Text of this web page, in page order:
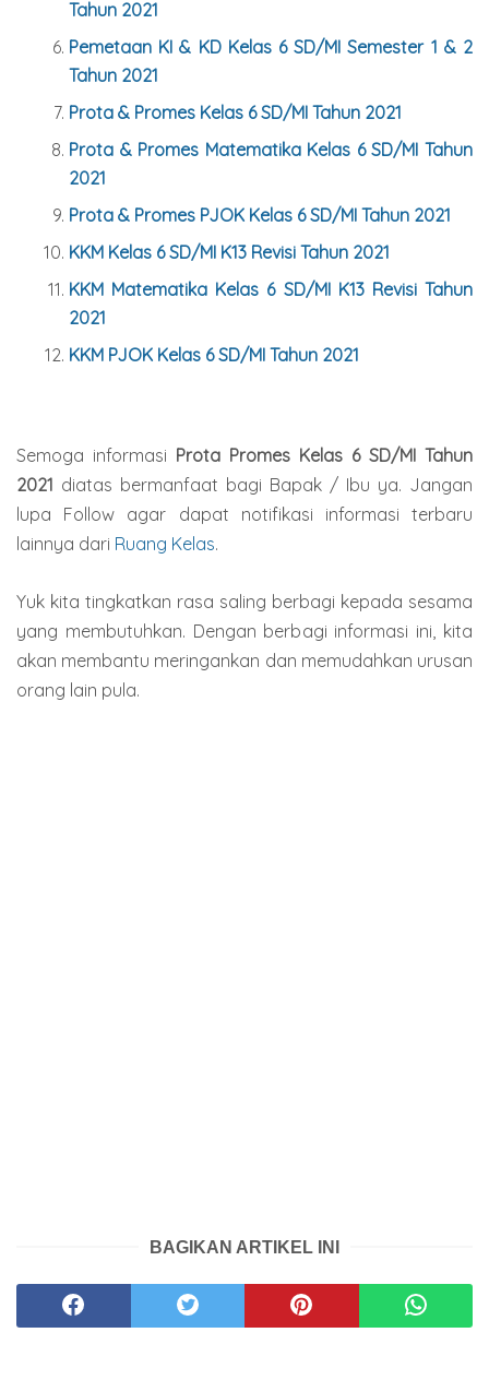
Tahun 2021
Pemetaan KI & KD Kelas 6SD/MI Semester 1 & 2
Tahun 2021
Prota & Promes Kelas 6SD/MI Tahun 2021
Prota & Promes Matematika Kelas 6SD/MI Tahun
2021
Prota & Promes PJOK Kelas 6SD/MI Tahun 2021
KKM Kelas 6SD/MI K13 Revisi Tahun 2021
KKM Matematika Kelas 6 SD/MI K13 Revisi Tahun
2021
KKM PJOK Kelas 6SD/MI Tahun 2021
Semoga informasi Prota Promes Kelas 6 SD/MI Tahun
2021 diatas bermanfaat bagi Bapak / Ibu ya. Jangan
lupa Follow agar dapat notifikasi informasi terbaru
lainnya dari Ruang Kelas.
Yuk kita tingkatkan rasa saling berbagi kepada sesama
yang membutuhkan. Dengan berbagi informasi ini, kita
akan membantu meringankan dan memudahkan urusan
orang lain pula.
BAGIKAN ARTIKEL INI